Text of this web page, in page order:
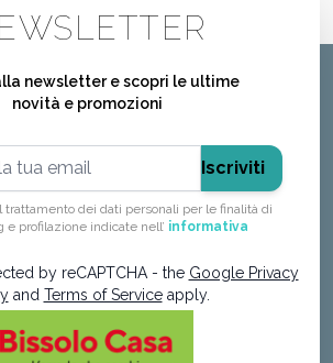
newsletter e scopri le ultime
novità e promozioni
Indirizzo email
Iscriviti
trattamento dei dati personali per le finalità di
e profilazione indicate nell’ informativa
by reCAPTCHA - the Google Privacy
and Terms of Serviceapply.